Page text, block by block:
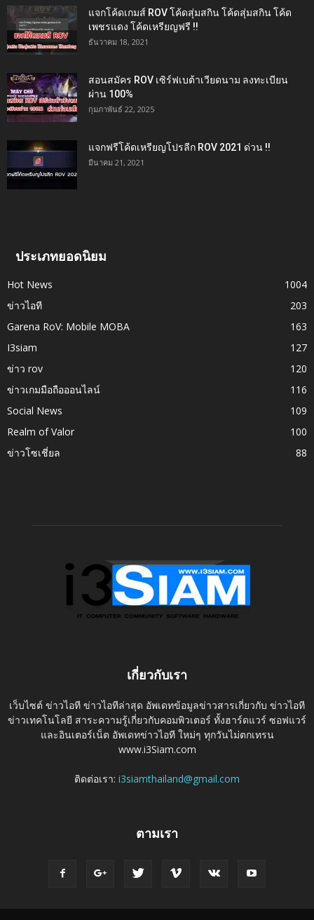
แจกโค้ดเกมส์ ROV โค้ดสุ่มสกิน โค้ดสุ่มสกิน โค้ด
เพชรแดง โค้ดเหรียญฟรี !!
ธันวาคม 18, 2021
สอนสมัคร ROV เซิร์ฟเบต้าเวียดนาม ลงทะเบียน
ผ่าน 100%
กุมภาพันธ์ 22, 2025
แจกฟรีโค้ดเหรียญโปรลีก ROV 2021 ด่วน !!
มีนาคม 21, 2021
ประเภทยอดนิยม
Hot News
1004
ข่าวไอที
203
Garena RoV: Mobile MOBA
163
I3siam
127
ข่าว rov
120
ข่าวเกมมือถือออนไลน์
116
Social News
109
Realm of Valor
100
ข่าวโซเชี่ยล
88
เกี่ยวกับเรา
เว็บไซต์ ข่าวไอที ข่าวไอทีล่าสุด อัพเดทข้อมูลข่าวสารเกี่ยวกับ ข่าวไอที
ข่าวเทคโนโลยี สาระความรู้เกี่ยวกับคอมพิวเตอร์ ทั้งฮาร์ดแวร์ ซอฟแวร์
และอินเตอร์เน็ต อัพเดทข่าวไอที ใหม่ๆ ทุกวันไม่ตกเทรน
www.i3Siam.com
ติดต่อเรา: i3siamthailand@gmail.com
ตามเรา